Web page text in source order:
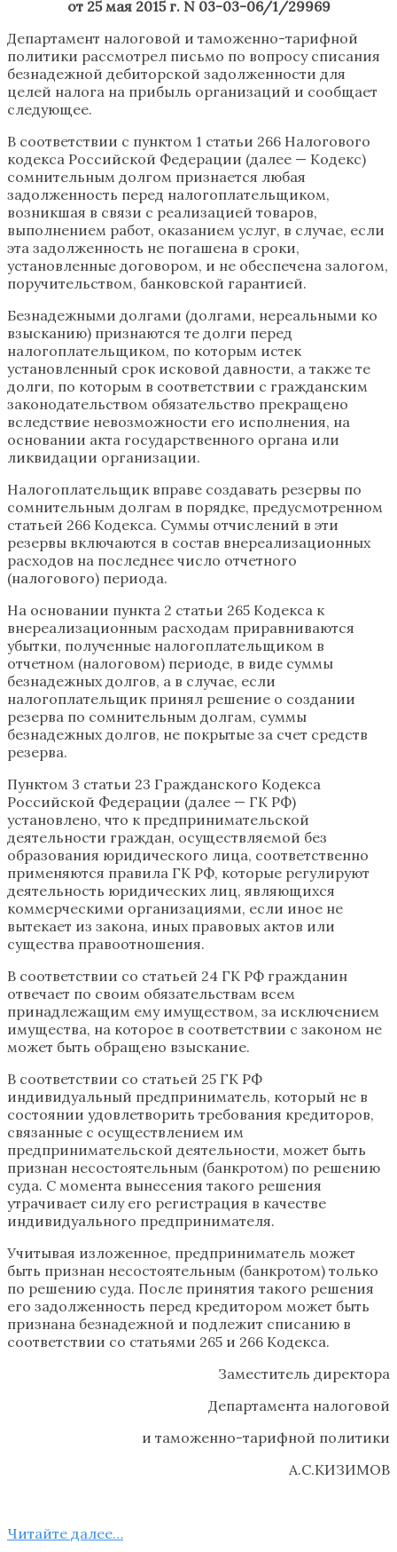
от 25 мая 2015 г. N 03-03-06/1/29969
Департамент налоговой и таможенно-тарифной
политики рассмотрел письмо по вопросу списания
безнадежной дебиторской задолженности для
целей налога на прибыль организаций и сообщает
следующее.
В соответствии с пунктом 1 статьи 266 Налогового
кодекса Российской Федерации (далее — Кодекс)
сомнительным долгом признается любая
задолженность перед налогоплательщиком,
возникшая в связи с реализацией товаров,
выполнением работ, оказанием услуг, в случае, если
эта задолженность не погашена в сроки,
установленные договором, и не обеспечена залогом,
поручительством, банковской гарантией.
Безнадежными долгами (долгами, нереальными ко
взысканию) признаются те долги перед
налогоплательщиком, по которым истек
установленный срок исковой давности, а также те
долги, по которым в соответствии с гражданским
законодательством обязательство прекращено
вследствие невозможности его исполнения, на
основании акта государственного органа или
ликвидации организации.
Налогоплательщик вправе создавать резервы по
сомнительным долгам в порядке, предусмотренном
статьей 266 Кодекса. Суммы отчислений в эти
резервы включаются в состав внереализационных
расходов на последнее число отчетного
(налогового) периода.
На основании пункта 2 статьи 265 Кодекса к
внереализационным расходам приравниваются
убытки, полученные налогоплательщиком в
отчетном (налоговом) периоде, в виде суммы
безнадежных долгов, а в случае, если
налогоплательщик принял решение о создании
резерва по сомнительным долгам, суммы
безнадежных долгов, не покрытые за счет средств
резерва.
Пунктом 3 статьи 23 Гражданского Кодекса
Российской Федерации (далее — ГК РФ)
установлено, что к предпринимательской
деятельности граждан, осуществляемой без
образования юридического лица, соответственно
применяются правила ГК РФ, которые регулируют
деятельность юридических лиц, являющихся
коммерческими организациями, если иное не
вытекает из закона, иных правовых актов или
существа правоотношения.
В соответствии со статьей 24 ГК РФ гражданин
отвечает по своим обязательствам всем
принадлежащим ему имуществом, за исключением
имущества, на которое в соответствии с законом не
может быть обращено взыскание.
В соответствии со статьей 25 ГК РФ
индивидуальный предприниматель, который не в
состоянии удовлетворить требования кредиторов,
связанные с осуществлением им
предпринимательской деятельности, может быть
признан несостоятельным (банкротом) по решению
суда. С момента вынесения такого решения
утрачивает силу его регистрация в качестве
индивидуального предпринимателя.
Учитывая изложенное, предприниматель может
быть признан несостоятельным (банкротом) только
по решению суда. После принятия такого решения
его задолженность перед кредитором может быть
признана безнадежной и подлежит списанию в
соответствии со статьями 265 и 266 Кодекса.
Заместитель директора
Департамента налоговой
и таможенно-тарифной политики
А.С.КИЗИМОВ
Читайте далее…